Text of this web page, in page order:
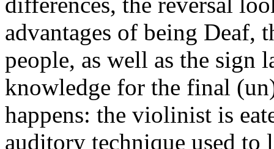
advantages of being Deaf,
people, as well as the sign
knowledge for the final
happens: the violinist is
auditory technique used to